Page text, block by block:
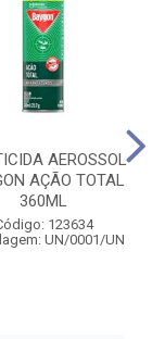
AEROSSOL
AÇÃO TOTAL
360ML
123634
UN/0001/UN